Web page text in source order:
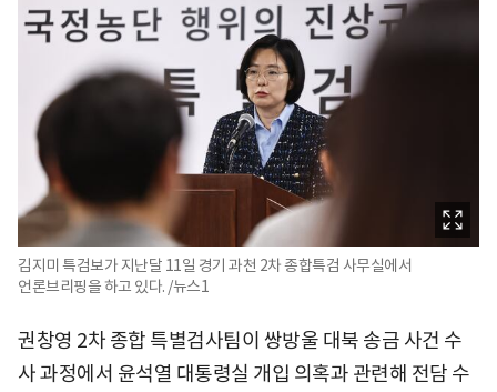
김지미 특검보가 지난달 11일 경기 과천 2차 종합특검 사무실에서
언론브리핑을 하고 있다. /뉴스1
권창영 2차 종합 특별검사팀이 쌍방울 대북 송금 사건 수
사 과정에서 윤석열 대통령실 개입 의혹과 관련해 전담 수